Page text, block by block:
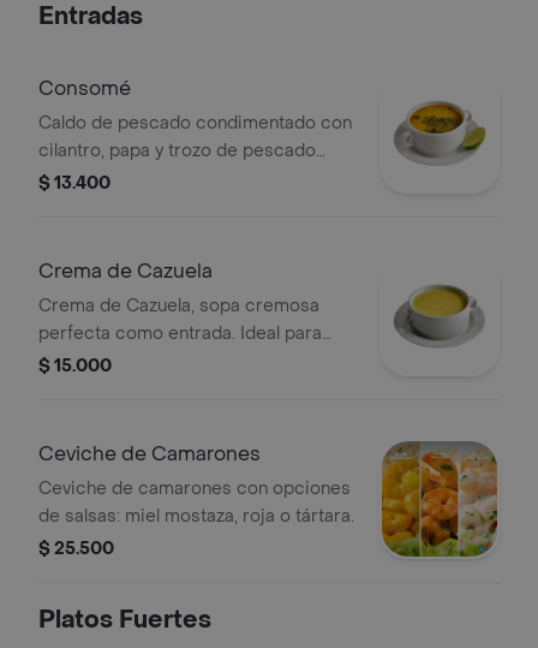
Entradas
Consomé
Caldo de pescado condimentado con
cilantro, papa y trozo de pescado
(basa).
$ 13.400
Crema de Cazuela
Crema de Cazuela, sopa cremosa
perfecta como entrada. Ideal para
disfrutar en cualquier ocasión.
$ 15.000
Ceviche de Camarones
Ceviche de camarones con opciones
de salsas: miel mostaza, roja o tártara.
$ 25.500
Platos Fuertes